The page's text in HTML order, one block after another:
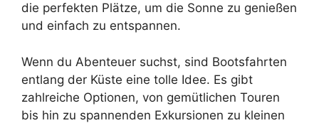
die perfekten Plätze, um die Sonne zu genießen
und einfach zu entspannen.
Wenn du Abenteuer suchst, sind Bootsfahrten
entlang der Küste eine tolle Idee. Es gibt
zahlreiche Optionen, von gemütlichen Touren
bis hin zu spannenden Exkursionen zu kleinen